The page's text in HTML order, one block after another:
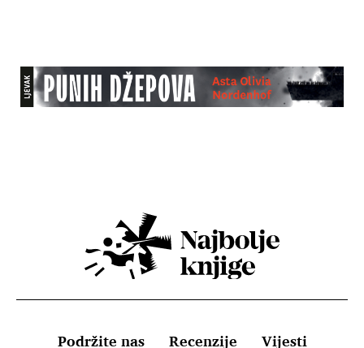
Podržite nas Recenzije Vijesti